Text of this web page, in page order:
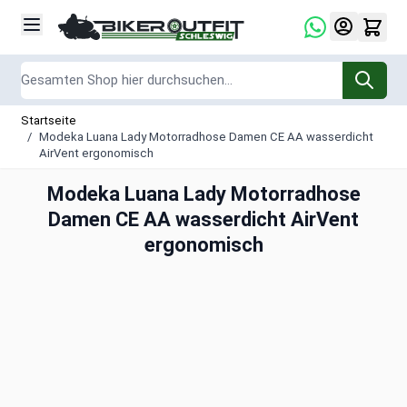
Startseite
/ Modeka Luana Lady Motorradhose Damen CE AA wasserdicht
AirVent ergonomisch
Modeka Luana Lady Motorradhose
Damen CE AA wasserdicht AirVent
ergonomisch